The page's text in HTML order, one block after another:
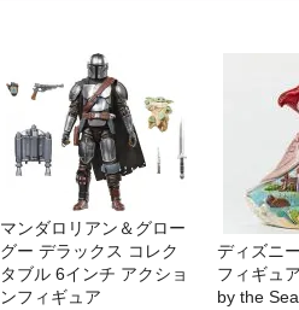
マンダロリアン＆グロー
グー デラックス コレク
タブル 6インチ アクショ
ンフィギュア
ディズニ
フィギュ
by the